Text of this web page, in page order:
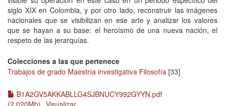
siglo XIX en Colombia, y por otro lado, reconstruir las imágenes
nacionales que se visibilizan en ese arte y analizar los valores
que se hayan a su base: el heroísmo de una nueva nación, el
respeto de las jerarquías.
Colecciones a las que pertenece
Trabajos de grado Maestría investigativa Filosofía [33]
B1A2GV5AKKABLLG4SJBNUCY992GYYN.pdf
(2.020Mb) Visualizar